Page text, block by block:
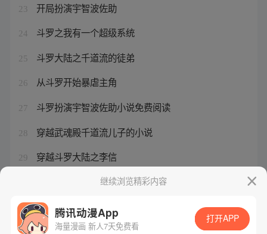
23 开局扮演宇智波佐助
24 斗罗之我有一个超级系统
25 斗罗大陆之千道流的徒弟
26 从斗罗开始暴虐主角
27 斗罗扮演宇智波佐助小说免费阅读
28 穿越武魂殿千道流儿子的小说
29 穿越斗罗大陆之李信
绝世唐门日月皇家学院继续浏览精彩内容
腾讯动漫App
海量漫画 新人7天免费看
打开APP